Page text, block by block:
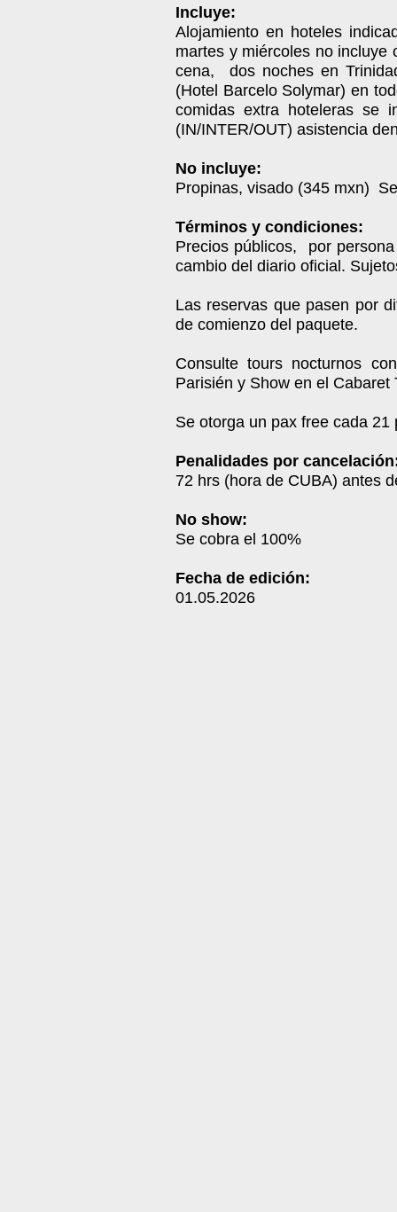
Incluye:
Alojamiento en hoteles
martes y miércoles no
cena, dos noches en
(Hotel Barcelo Solymar) en
comidas extra hoteleras se
(IN/INTER/OUT) asistencia
No incluye:
Propinas, visado (345 mxn)
Términos y condiciones:
Precios públicos, por
cambio del diario oficial.
Las reservas que pasen por
de comienzo del paquete.
Consulte tours nocturnos
Parisién y Show en el Cabaret
Se otorga un pax free cada
Penalidades por
72 hrs (hora de CUBA) antes
No show:
Se cobra el 100%
Fecha de edición:
01.05.2026